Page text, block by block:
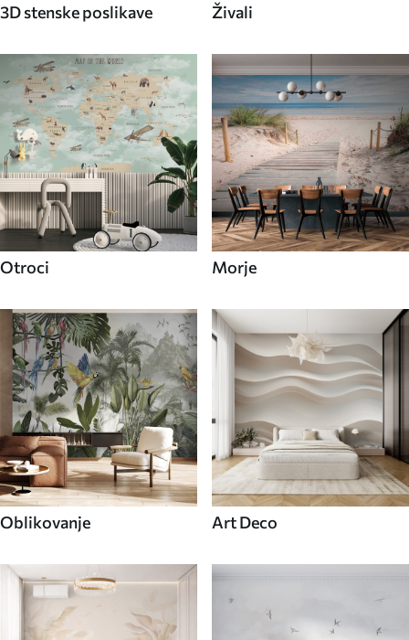
3D stenske poslikave Živali
Otroci Morje
Oblikovanje Art Deco